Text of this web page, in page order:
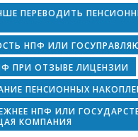
ПЕРЕВОДИТЬ
НПФ ИЛИ
ПРИ ОТЗЫВЕ ЛИЦЕНЗИИ
ПЕНСИОННЫХ
НПФ ИЛИ
КОМПАНИЯ